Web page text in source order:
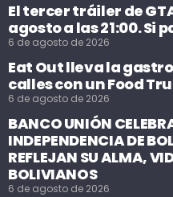
El tercer tráiler de
agosto a las 21:00. Si
6 de agosto de 2026
Eat Out lleva la
calles con un Food
6 de agosto de 2026
BANCO UNIÓN
INDEPENDENCIA DE
REFLEJAN SU ALMA,
BOLIVIANOS
6 de agosto de 2026